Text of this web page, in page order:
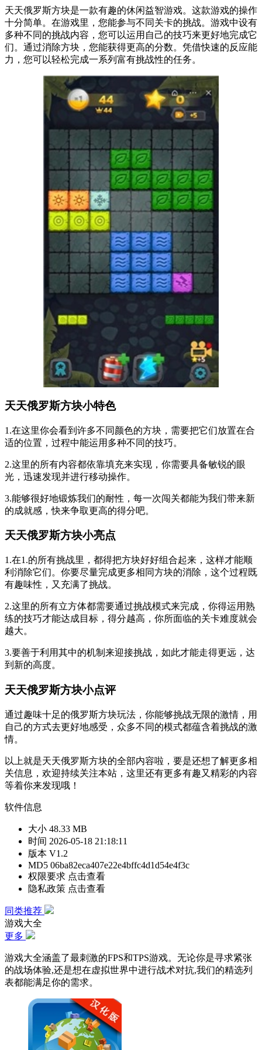
天天俄罗斯方块是一款有趣的休闲益智游戏。这款游戏的操作
十分简单。在游戏里，您能参与不同关卡的挑战。游戏中设有
多种不同的挑战内容，您可以运用自己的技巧来更好地完成它
们。通过消除方块，您能获得更高的分数。凭借快速的反应能
力，您可以轻松完成一系列富有挑战性的任务。
天天俄罗斯方块小特色
1.在这里你会看到许多不同颜色的方块，需要把它们放置在合
适的位置，过程中能运用多种不同的技巧。
2.这里的所有内容都依靠填充来实现，你需要具备敏锐的眼
光，迅速发现并进行移动操作。
3.能够很好地锻炼我们的耐性，每一次闯关都能为我们带来新
的成就感，快来争取更高的得分吧。
天天俄罗斯方块小亮点
1.在1.的所有挑战里，都得把方块好好组合起来，这样才能顺
利消除它们。你要尽量完成更多相同方块的消除，这个过程既
有趣味性，又充满了挑战。
2.这里的所有立方体都需要通过挑战模式来完成，你得运用熟
练的技巧才能达成目标，得分越高，你所面临的关卡难度就会
越大。
3.要善于利用其中的机制来迎接挑战，如此才能走得更远，达
到新的高度。
天天俄罗斯方块小点评
通过趣味十足的俄罗斯方块玩法，你能够挑战无限的激情，用
自己的方式去更好地感受，众多不同的模式都蕴含着挑战的激
情。
以上就是天天俄罗斯方块的全部内容啦，要是还想了解更多相
关信息，欢迎持续关注本站，这里还有更多有趣又精彩的内容
等着你来发现哦！
软件信息
大小 48.33 MB
时间 2026-05-18 21:18:11
版本 V1.2
MD5 06ba82eca407e22e4bffc4d1d54e4f3c
权限要求 点击查看
隐私政策 点击查看
同类推荐
游戏大全
更多
游戏大全涵盖了最刺激的FPS和TPS游戏。无论你是寻求紧张
的战场体验,还是想在虚拟世界中进行战术对抗,我们的精选列
表都能满足你的需求。